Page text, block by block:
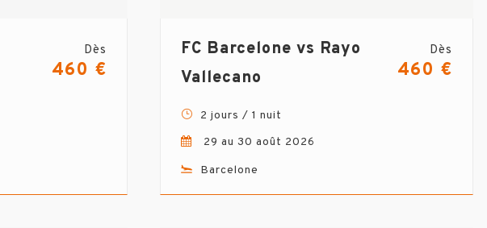
Dès
460 €
FC Barcelone vs Rayo
Vallecano
Dès
460 €
2 jours / 1 nuit
29 au 30 août 2026
Barcelone